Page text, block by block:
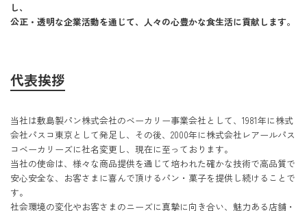
お問い合わせ
し、
公正・透明な企業活動を通じて、人々の心豊かな食生活に貢献します。
代表挨拶
当社は敷島製パン株式会社のベーカリー事業会社として、1981年に株式
会社パスコ東京として発足し、その後、2000年に株式会社レアールパス
コベーカリーズに社名変更し、現在に至っております。
当社の使命は、様々な商品提供を通じて培われた確かな技術で高品質で
安心安全な、お客さまに喜んで頂けるパン・菓子を提供し続けることで
す。
社会環境の変化やお客さまのニーズに真摯に向き合い、魅力ある店舗・